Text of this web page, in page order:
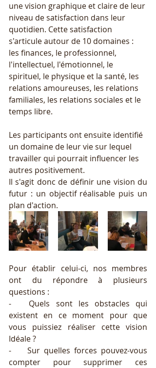
une vision graphique et claire de leur
niveau de satisfaction dans leur
quotidien. Cette satisfaction
s'articule autour de 10 domaines :
les finances, le professionnel,
l'intellectuel, l'émotionnel, le
spirituel, le physique et la santé, les
relations amoureuses, les relations
familiales, les relations sociales et le
temps libre.
Les participants ont ensuite identifié
un domaine de leur vie sur lequel
travailler qui pourrait influencer les
autres positivement.
Il s'agit donc de définir une vision du
futur : un objectif réalisable puis un
plan d'action.
Pour établir celui-ci, nos membres
ont du répondre à plusieurs
questions :
-   Quels sont les obstacles qui
existent en ce moment pour que
vous puissiez réaliser cette vision
Idéale ?
-    Sur quelles forces pouvez-vous
compter pour supprimer ces